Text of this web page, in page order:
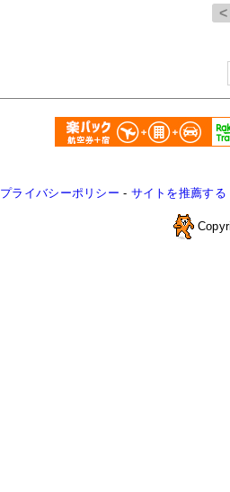
プライバシーポリシー - サイトを推薦する